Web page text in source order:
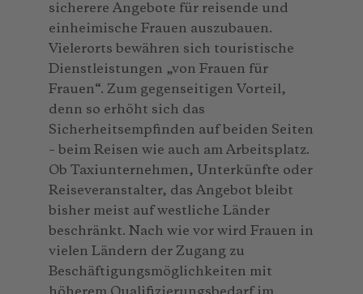
sicherere Angebote für reisende und
einheimische Frauen auszubauen.
Vielerorts bewähren sich touristische
Dienstleistungen „von Frauen für
Frauen“. Zum gegenseitigen Vorteil,
denn so erhöht sich das
Sicherheitsempfinden auf beiden Seiten
– beim Reisen wie auch am Arbeitsplatz.
Ob Taxiunternehmen, Unterkünfte oder
Reiseveranstalter, das Angebot bleibt
bisher meist auf westliche Länder
beschränkt. Nach wie vor wird Frauen in
vielen Ländern der Zugang zu
Beschäftigungsmöglichkeiten mit